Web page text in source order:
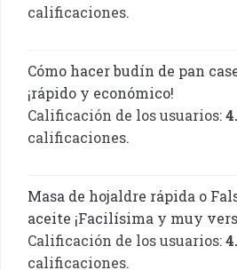
calificaciones.
Cómo hacer budín de pan
¡rápido y económico!
Calificación de los usuarios:
calificaciones.
Masa de hojaldre rápida o
aceite ¡Facilísima y muy
Calificación de los usuarios:
calificaciones.